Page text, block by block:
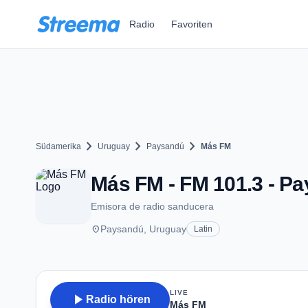
Radio Favoriten
Südamerika chevron_right Uruguay chevron_right Paysandú chevron_right Más FM
Más FM - FM 101.3 -
Emisora de radio sanducera
placePaysandú, Uruguay Latin
play_arrow Radio hören
LIVE
Más FM